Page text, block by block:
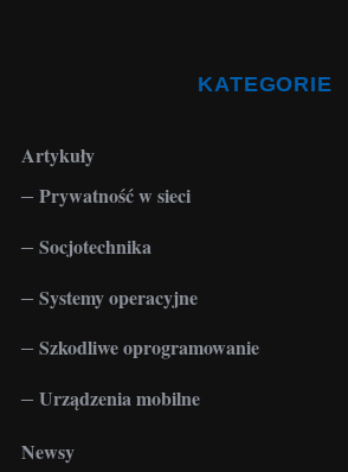
KATEGORIE
Artykuły
Prywatność w sieci
Socjotechnika
Systemy operacyjne
Szkodliwe oprogramowanie
Urządzenia mobilne
Newsy